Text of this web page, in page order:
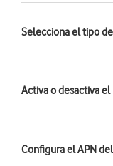
Selecciona el tipo
Activa o desactiva
Configura el APN